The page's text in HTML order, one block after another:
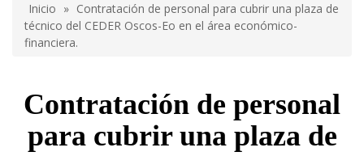
Sobrescribir
enlaces
de
ayuda
a
Inicio
Contratación de personal para cubrir una plaza de
técnico del CEDER Oscos-Eo en el área económico-
financiera.
Contratación de personal
para cubrir una plaza de